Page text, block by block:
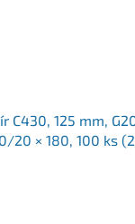
C430, 125 mm,
20 × 180, 100 ks